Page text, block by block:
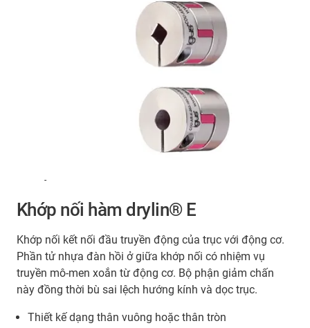
Khớp nối hàm drylin® E
Khớp nối kết nối đầu truyền động của trục với động cơ.
Phần tử nhựa đàn hồi ở giữa khớp nối có nhiệm vụ
truyền mô-men xoắn từ động cơ. Bộ phận giảm chấn
này đồng thời bù sai lệch hướng kính và dọc trục.
Thiết kế dạng thân vuông hoặc thân tròn
-